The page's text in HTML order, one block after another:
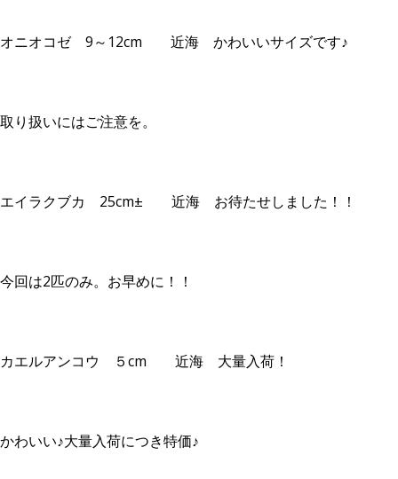
オニオコゼ 9～12cm 近海 かわいいサイズです♪
取り扱いにはご注意を。
エイラクブカ 25cm± 近海 お待たせしました！！
今回は2匹のみ。お早めに！！
カエルアンコウ ５cm 近海 大量入荷！
かわいい♪大量入荷につき特価♪